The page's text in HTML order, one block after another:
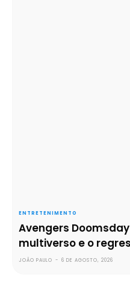
ENTRETENIMENTO
Avengers
multiverso e o
JOÃO PAULO - 6 DE AGOSTO, 2026